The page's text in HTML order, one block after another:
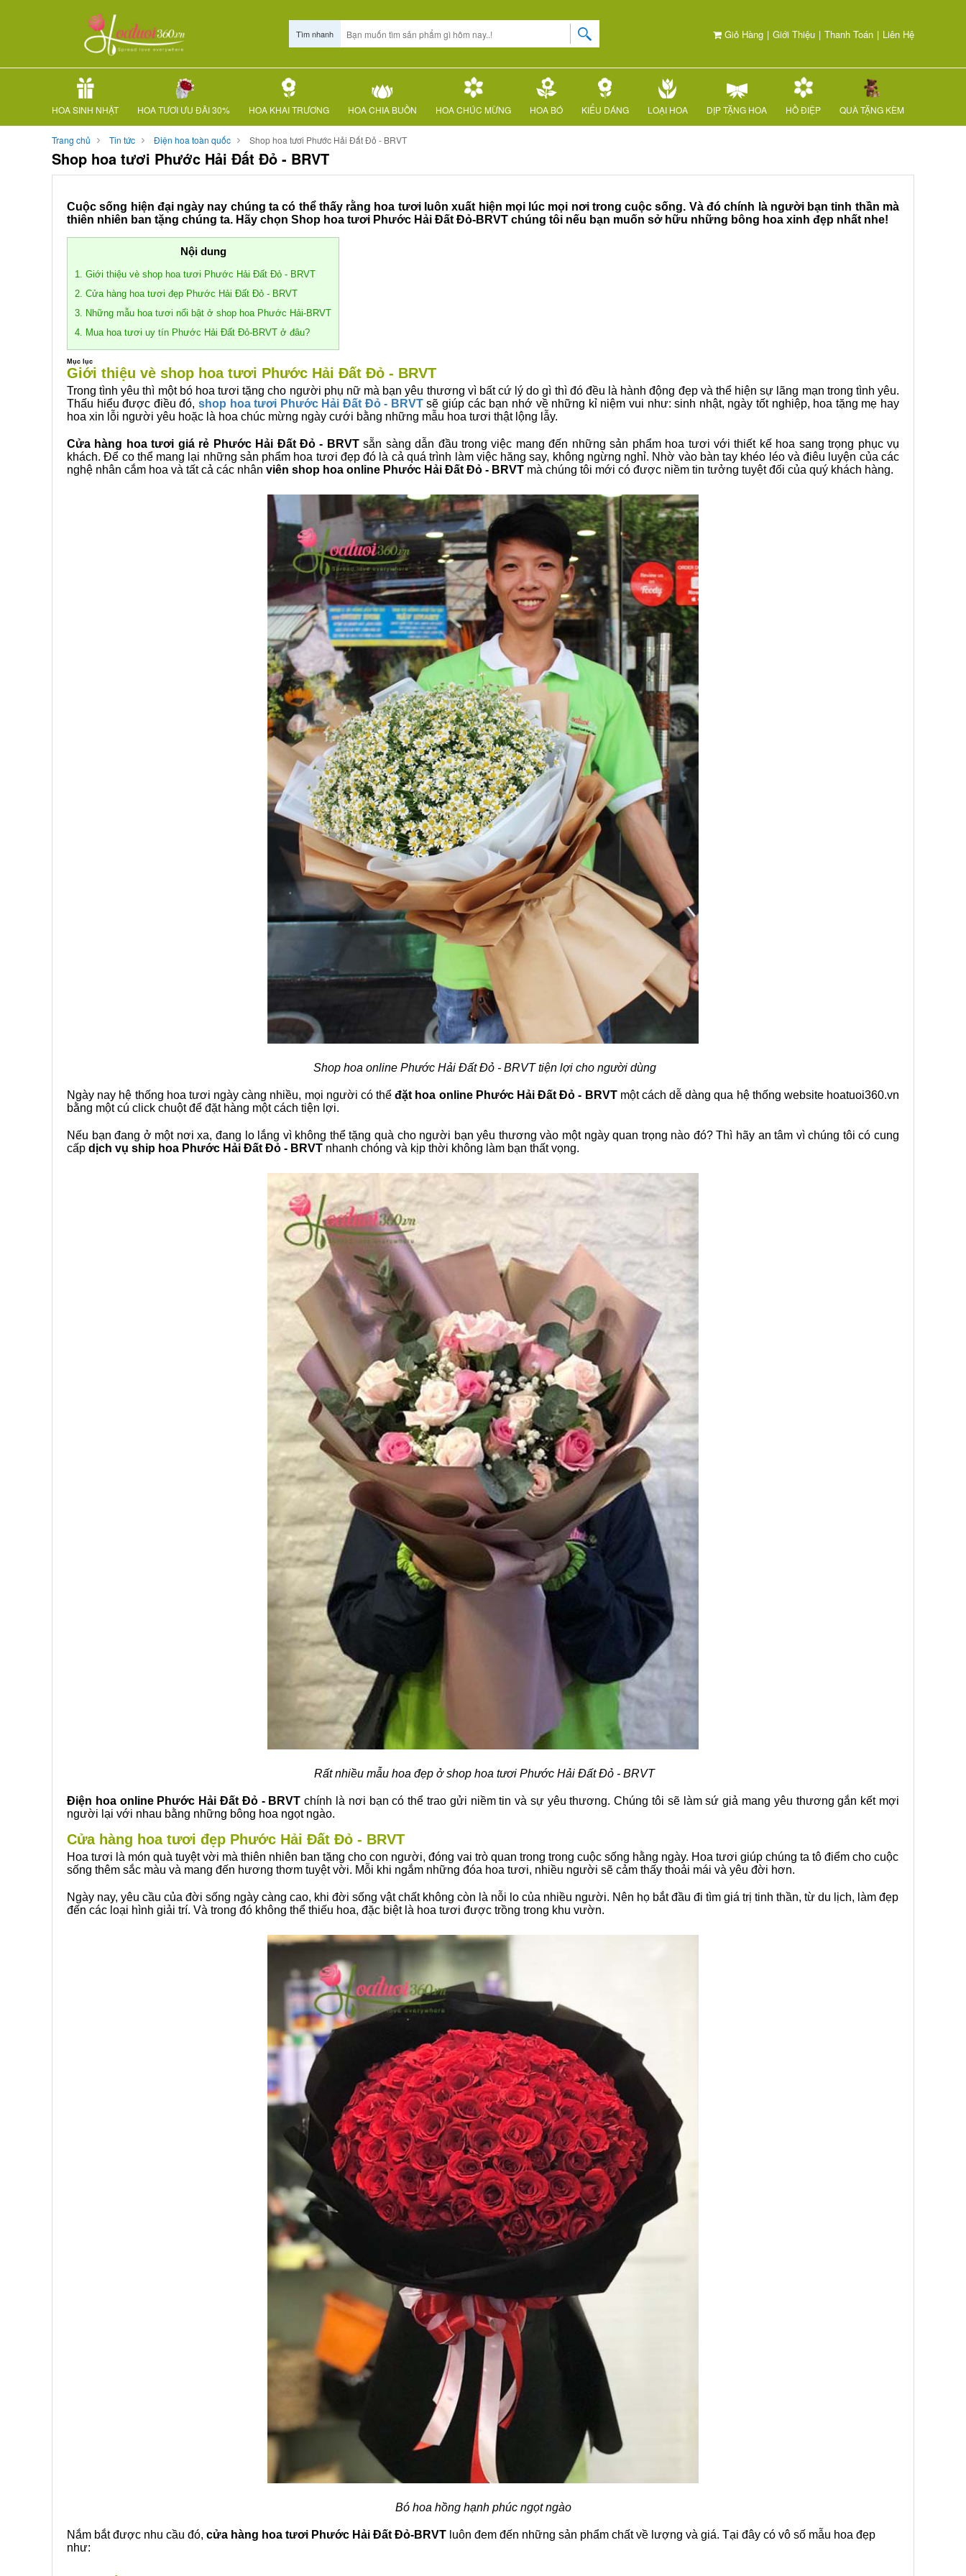
Giỏ Hàng | Giới Thiệu | Thanh Toán | Liên Hệ
Tìm nhanh
HOA SINH NHẬT HOA TƯƠI ƯU ĐÃI 30% HOA KHAI TRƯƠNG HOA CHIA BUỒN HOA CHÚC MỪNG HOA BÓ KIỂU DÁNG LOẠI HOA DỊP TẶNG HOA HỒ ĐIỆP QUÀ TẶNG KÈM
Trang chủ Tin tức Điện hoa toàn quốc Shop hoa tươi Phước Hải Đất Đỏ - BRVT
Shop hoa tươi Phước Hải Đất Đỏ - BRVT
Cuộc sống hiện đại ngày nay chúng ta có thể thấy rằng hoa tươi luôn xuất hiện mọi lúc mọi nơi trong cuộc sống. Và đó chính là người bạn tinh thần mà
thiên nhiên ban tặng chúng ta. Hãy chọn Shop hoa tươi Phước Hải Đất Đỏ-BRVT chúng tôi nếu bạn muốn sở hữu những bông hoa xinh đẹp nhất nhe!
Nội dung
1. Giới thiệu vè shop hoa tươi Phước Hải Đất Đỏ - BRVT
2. Cửa hàng hoa tươi đẹp Phước Hải Đất Đỏ - BRVT
3. Những mẫu hoa tươi nổi bật ở shop hoa Phước Hải-BRVT
4. Mua hoa tươi uy tín Phước Hải Đất Đỏ-BRVT ở đâu?
Mục lục
Giới thiệu vè shop hoa tươi Phước Hải Đất Đỏ - BRVT
Trong tình yêu thì một bó hoa tươi tặng cho người phụ nữ mà bạn yêu thương vì bất cứ lý do gì thì đó đều là hành động đẹp và thể hiện sự lãng mạn trong tình yêu.
Thấu hiểu được điều đó,shop hoa tươi Phước Hải Đất Đỏ - BRVTsẽ giúp các bạn nhớ về những kỉ niệm vui như: sinh nhật, ngày tốt nghiệp, hoa tặng mẹ hay
hoa xin lỗi người yêu hoặc là hoa chúc mừng ngày cưới bằng những mẫu hoa tươi thật lộng lẫy.
Cửa hàng hoa tươi giá rẻ Phước Hải Đất Đỏ - BRVTsẵn sàng dẫn đầu trong việc mang đến những sản phẩm hoa tươi với thiết kế hoa sang trọng phục vụ
khách. Để co thể mang lại những sản phẩm hoa tươi đẹp đó là cả quá trình làm việc hăng say, không ngừng nghỉ. Nhờ vào bàn tay khéo léo và điêu luyện của các
nghệ nhân cắm hoa và tất cả các nhân viên shop hoa online Phước Hải Đất Đỏ - BRVT mà chúng tôi mới có được niềm tin tưởng tuyệt đối của quý khách hàng.
Shop hoa online Phước Hải Đất Đỏ - BRVT tiện lợi cho người dùng
Ngày nay hệ thống hoa tươi ngày càng nhiều, mọi người có thểđặt hoa online Phước Hải Đất Đỏ - BRVTmột cách dễ dàng qua hệ thống website hoatuoi360.vn
bằng một cú click chuột để đặt hàng một cách tiện lợi.
Nếu bạn đang ở một nơi xa, đang lo lắng vì không thể tặng quà cho người bạn yêu thương vào một ngày quan trọng nào đó? Thì hãy an tâm vì chúng tôi có cung
cấp dịch vụ ship hoa Phước Hải Đất Đỏ - BRVT nhanh chóng và kịp thời không làm bạn thất vọng.
Rất nhiều mẫu hoa đẹp ở shop hoa tươi Phước Hải Đất Đỏ - BRVT
Điện hoa online Phước Hải Đất Đỏ - BRVT chính là nơi bạn có thể trao gửi niềm tin và sự yêu thương. Chúng tôi sẽ làm sứ giả mang yêu thương gắn kết mợi
người lại với nhau bằng những bông hoa ngọt ngào.
Cửa hàng hoa tươi đẹp Phước Hải Đất Đỏ - BRVT
Hoa tươi là món quà tuyệt vời mà thiên nhiên ban tặng cho con người, đóng vai trò quan trong trong cuộc sống hằng ngày. Hoa tươi giúp chúng ta tô điểm cho cuộc
sống thêm sắc màu và mang đến hương thơm tuyệt vời. Mỗi khi ngắm những đóa hoa tươi, nhiều người sẽ cảm thấy thoải mái và yêu đời hơn.
Ngày nay, yêu cầu của đời sống ngày càng cao, khi đời sống vật chất không còn là nỗi lo của nhiều người. Nên họ bắt đầu đi tìm giá trị tinh thần, từ du lịch, làm đẹp
đến các loại hình giải trí. Và trong đó không thể thiếu hoa, đặc biệt là hoa tươi được trồng trong khu vườn.
Bó hoa hồng hạnh phúc ngọt ngào
Nắm bắt được nhu cầu đó, cửa hàng hoa tươi Phước Hải Đất Đỏ-BRVT luôn đem đến những sản phẩm chất về lượng và giá. Tại đây có vô số mẫu hoa đẹp
như: